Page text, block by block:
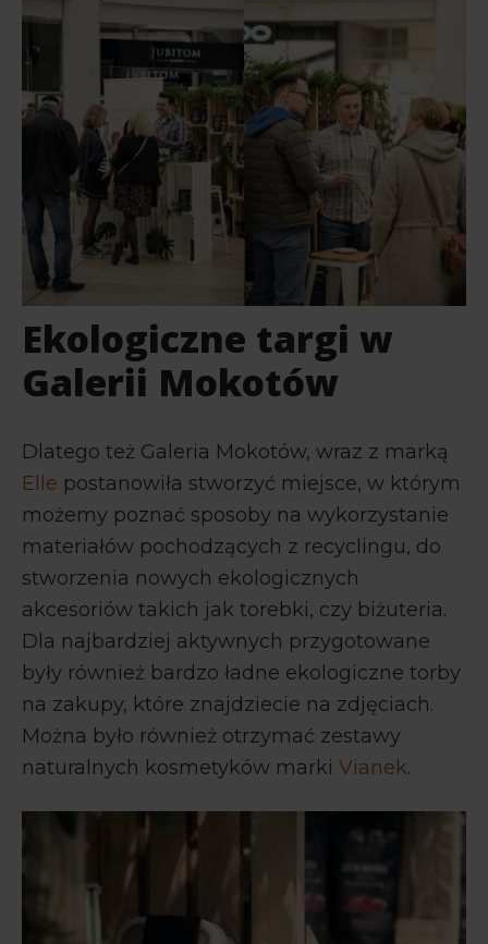
Ekologiczne targi w
Galerii Mokotów
Dlatego też Galeria Mokotów, wraz z marką
Elle postanowiła stworzyć miejsce, w którym
możemy poznać sposoby na wykorzystanie
materiałów pochodzących z recyclingu, do
stworzenia nowych ekologicznych
akcesoriów takich jak torebki, czy biżuteria.
Dla najbardziej aktywnych przygotowane
były również bardzo ładne ekologiczne torby
na zakupy, które znajdziecie na zdjęciach.
Można było również otrzymać zestawy
naturalnych kosmetyków marki Vianek.